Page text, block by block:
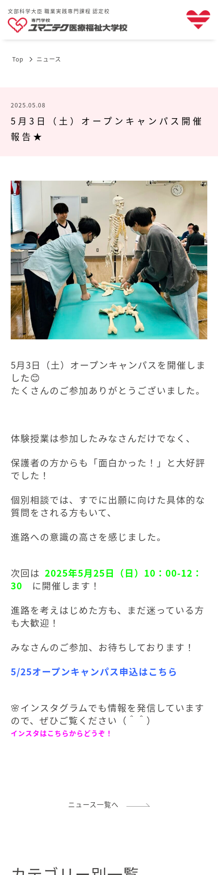
文部科学大臣 職業実践専門課程 認定校
Top ニュース
2025.05.08
5月3日（土）オープンキャンパス開催
報告★
5月3日（土）オープンキャンパスを開催しま
した😊
たくさんのご参加ありがとうございました。
体験授業は参加したみなさんだけでなく、
保護者の方からも「面白かった！」と大好評
でした！
個別相談では、すでに出願に向けた具体的な
質問をされる方もいて、
進路への意識の高さを感じました。
次回は2025年5月25日（日）10：00-12：
30
に開催します！
進路を考えはじめた方も、まだ迷っている方
も大歓迎！
みなさんのご参加、お待ちしております！
5/25オープンキャンパス申込はこちら
🌸インスタグラムでも情報を発信しています
ので、ぜひご覧ください（＾＾）
インスタはこちらからどうぞ！
ニュース一覧へ